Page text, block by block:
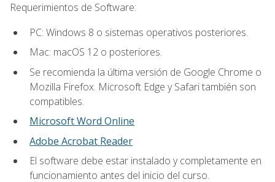
Requerimientos de Software:
PC: Windows 8 o sistemas operativos posteriores.
Mac: macOS 12 o posteriores.
Se recomienda la última versión de Google Chrome o
Mozilla Firefox. Microsoft Edge y Safari también son
compatibles.
Microsoft Word Online
Adobe Acrobat Reader
El software debe estar instalado y completamente en
funcionamiento antes del inicio del curso.